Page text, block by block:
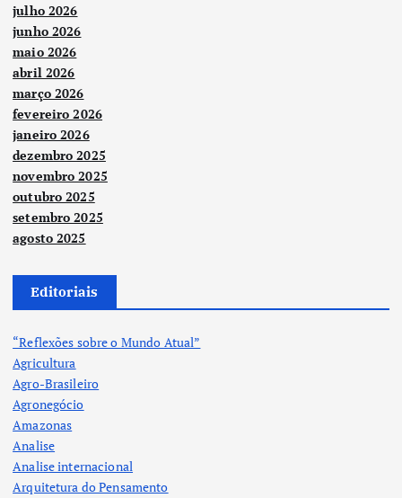
julho 2026
junho 2026
maio 2026
abril 2026
março 2026
fevereiro 2026
janeiro 2026
dezembro 2025
novembro 2025
outubro 2025
setembro 2025
agosto 2025
Editoriais
“Reflexões sobre o Mundo Atual”
Agricultura
Agro-Brasileiro
Agronegócio
Amazonas
Analise
Analise internacional
Arquitetura do Pensamento